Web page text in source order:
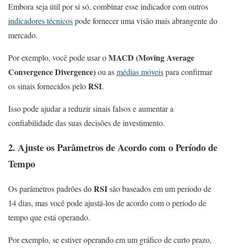
Embora seja útil por si só, combinar esse indicador com outros
indicadores técnicospode fornecer uma visão mais abrangente do
mercado.
Por exemplo, você pode usar oMACD (Moving Average
Convergence Divergence)ou asmédias móveispara confirmar
os sinais fornecidos peloRSI.
Isso pode ajudar a reduzir sinais falsos e aumentar a
confiabilidade das suas decisões de investimento.
2. Ajuste os Parâmetros de Acordo com o Período de
Tempo
Os parâmetros padrões doRSIsão baseados em um período de
14 dias, mas você pode ajustá-los de acordo com o período de
tempo que está operando.
Por exemplo, se estiver operando em um gráfico de curto prazo,